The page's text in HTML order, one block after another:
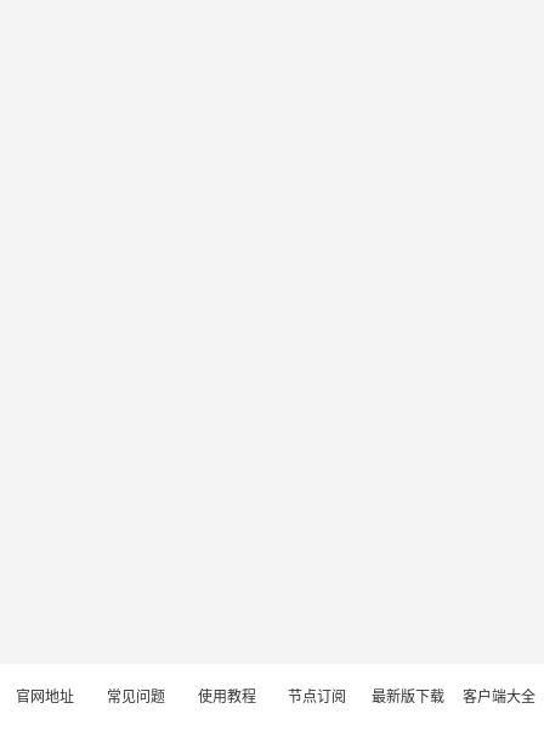
官网地址 常见问题 使用教程 节点订阅 最新版下载 客户端大全